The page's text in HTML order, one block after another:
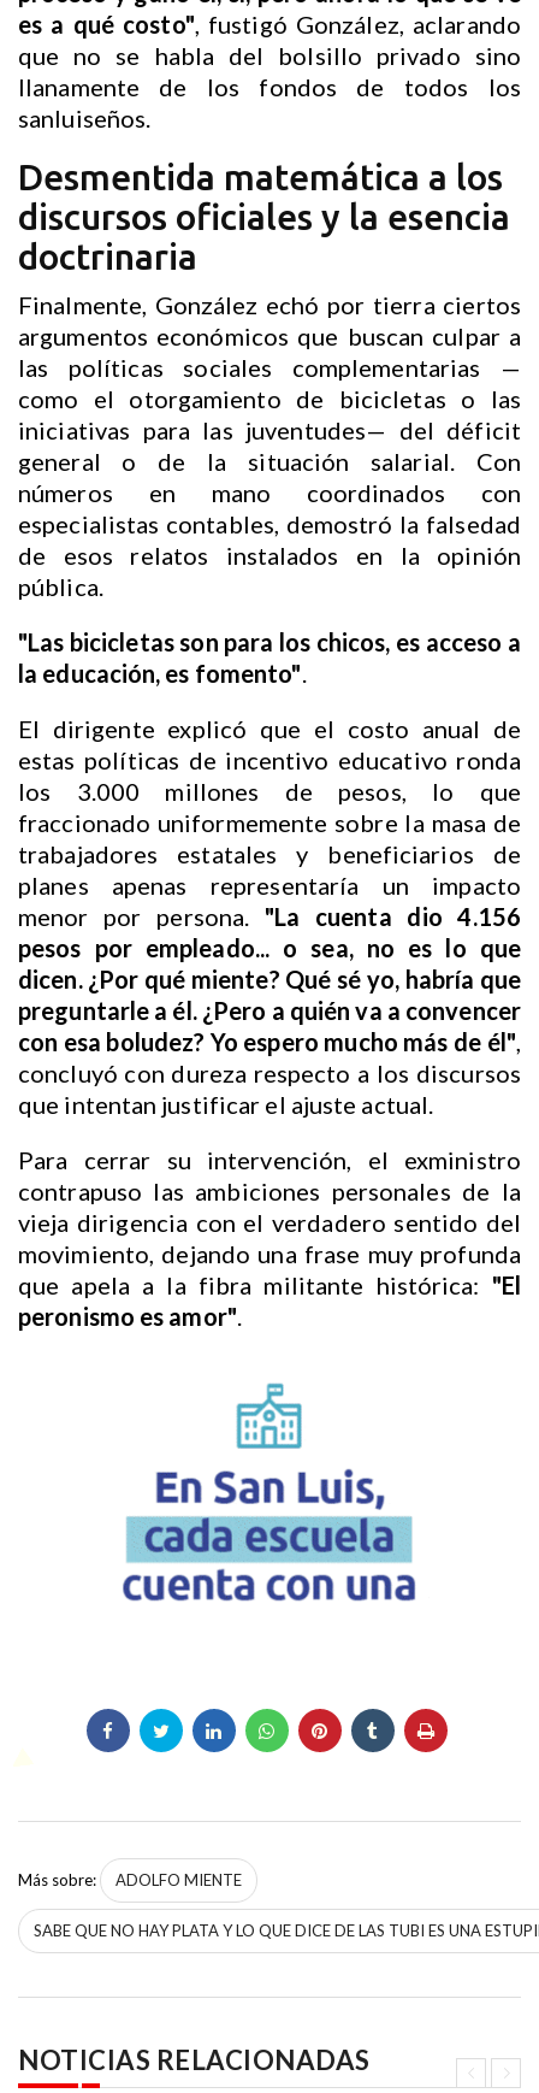
es a qué costo", fustigó González, aclarando
que no se habla del bolsillo privado sino
llanamente de los fondos de todos los
sanluiseños.
Desmentida matemática a los
discursos oficiales y la esencia
doctrinaria
Finalmente, González echó por tierra ciertos
argumentos económicos que buscan culpar a
las políticas sociales complementarias —
como el otorgamiento de bicicletas o las
iniciativas para las juventudes— del déficit
general o de la situación salarial. Con
números en mano coordinados con
especialistas contables, demostró la falsedad
de esos relatos instalados en la opinión
pública.
"Las bicicletas son para los chicos, es acceso a
la educación, es fomento".
El dirigente explicó que el costo anual de
estas políticas de incentivo educativo ronda
los 3.000 millones de pesos, lo que
fraccionado uniformemente sobre la masa de
trabajadores estatales y beneficiarios de
planes apenas representaría un impacto
menor por persona. "La cuenta dio 4.156
pesos por empleado... o sea, no es lo que
dicen. ¿Por qué miente? Qué sé yo, habría que
preguntarle a él. ¿Pero a quién va a convencer
con esa boludez? Yo espero mucho más de él",
concluyó con dureza respecto a los discursos
que intentan justificar el ajuste actual.
Para cerrar su intervención, el exministro
contrapuso las ambiciones personales de la
vieja dirigencia con el verdadero sentido del
movimiento, dejando una frase muy profunda
que apela a la fibra militante histórica: "El
peronismo es amor".
Más sobre: ADOLFO MIENTE
SABE QUE NO HAY PLATA Y LO QUE DICE DE LAS TUBI ES UNA
NOTICIAS RELACIONADAS